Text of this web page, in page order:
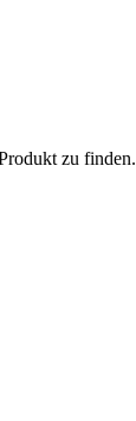
zu finden.